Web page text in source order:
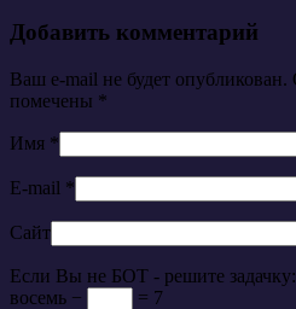
Добавить комментарий
Ваш e-mail не будет опубликован.
помечены *
Имя *
E-mail *
Сайт
Если Вы не БОТ - решите задачку:
восемь −
= 7